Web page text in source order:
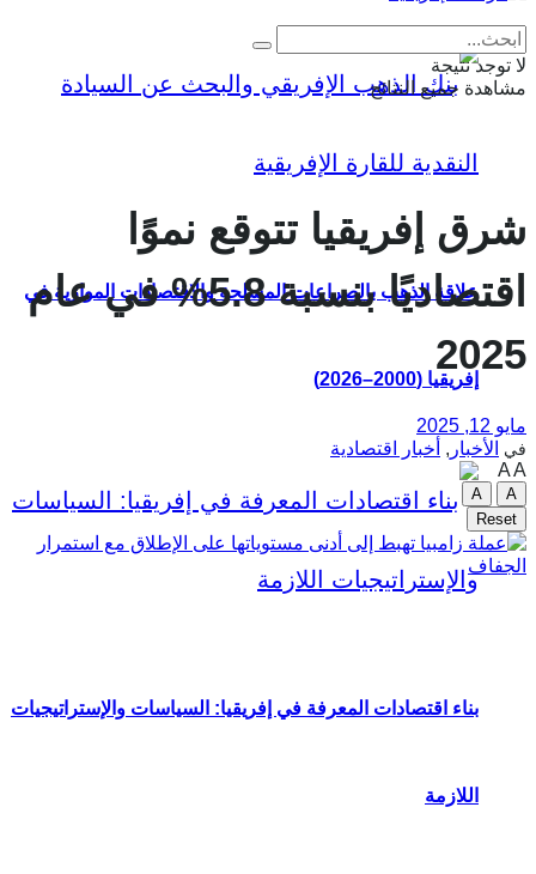
علاقة الذهب بالصراعات المسلحة والاقتصادات الموازية في
إفريقيا (2000–2026)
بناء اقتصادات المعرفة في إفريقيا: السياسات والإستراتيجيات
اللازمة
لا توجد نتيجة
مشاهدة جميع النتائج
شرق إفريقيا تتوقع نموًا
اقتصاديًا بنسبة 5.8% في عام
2025
مايو 12, 2025
في الأخبار , أخبار اقتصادية
AA
A
A
Reset